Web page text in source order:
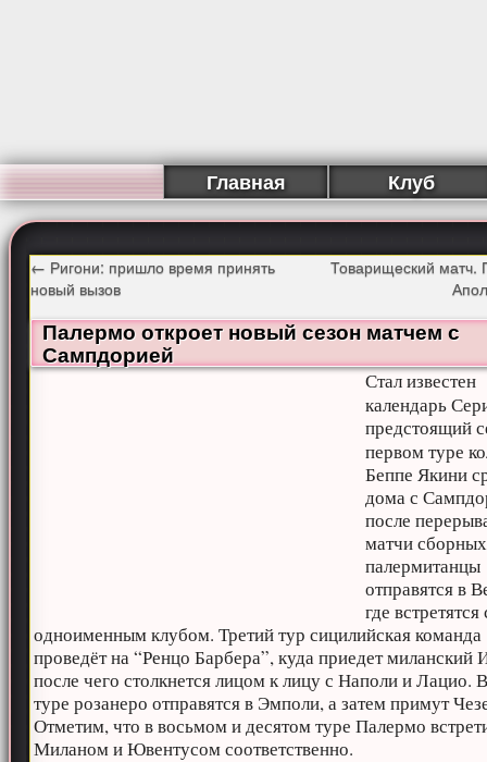
Главная Клуб
← Ригони: пришло время принять
новый вызов
Товарищеский матч.
Палермо откроет новый сезон матчем с
Сампдорией
Стал известен
календарь
предстоящий
первом туре
Беппе Якини
дома с
после
матчи сборных
палермитанцы
отправятся в
где встретятся
одноименным клубом. Третий тур сицилийская команда
проведёт на “Ренцо Барбера”, куда приедет миланский
после чего столкнется лицом к лицу с Наполи и Лацио.
туре розанеро отправятся в Эмполи, а затем примут
Отметим, что в восьмом и десятом туре Палермо
Миланом и Ювентусом соответственно.